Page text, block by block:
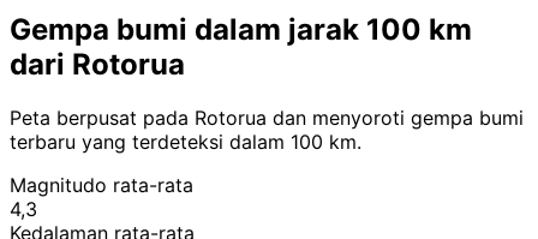
Gempa bumi dalam jarak 100 km
dari Rotorua
Peta berpusat pada Rotorua dan menyoroti gempa bumi
terbaru yang terdeteksi dalam 100 km.
Magnitudo rata-rata
4,3
Kedalaman rata-rata